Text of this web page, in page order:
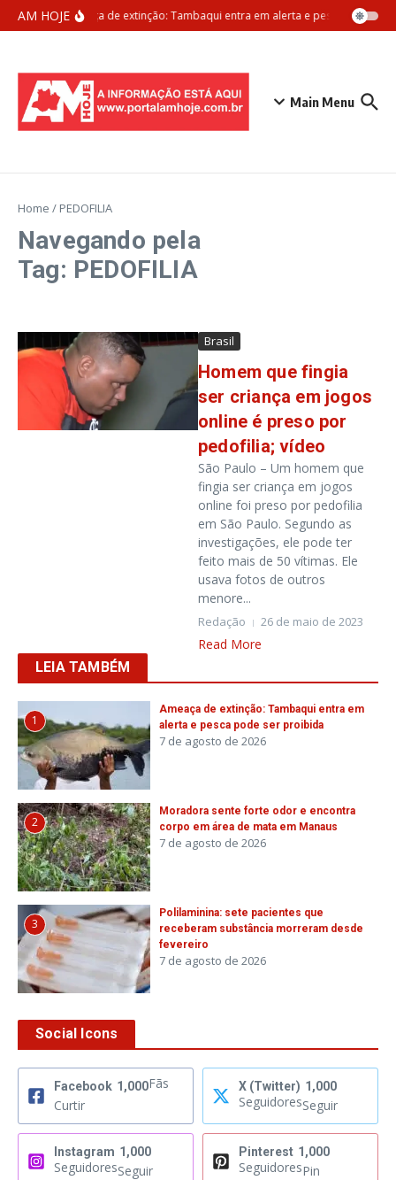
Ir para o conteúdo
AM HOJEAmeaça de extinção: Tambaqui entra em alerta e pesca pode ser
Main Menu
Home / PEDOFILIA
Navegando pela
Tag: PEDOFILIA
Brasil
Homem que fingia
ser criança em jogos
online é preso por
pedofilia; vídeo
São Paulo – Um homem que
fingia ser criança em jogos
online foi preso por pedofilia
em São Paulo. Segundo as
investigações, ele pode ter
feito mais de 50 vítimas. Ele
usava fotos de outros
menore...
Redação 26 de maio de 2023
Read More
LEIA TAMBÉM
1
Ameaça de extinção: Tambaqui entra em
alerta e pesca pode ser proibida
7 de agosto de 2026
2
Moradora sente forte odor e encontra
corpo em área de mata em Manaus
7 de agosto de 2026
3
Polilaminina: sete pacientes que
receberam substância morreram desde
fevereiro
7 de agosto de 2026
Social Icons
Facebook 1,000Fãs
Curtir
X (Twitter) 1,000
SeguidoresSeguir
Instagram 1,000
SeguidoresSeguir
Pinterest 1,000
SeguidoresPin